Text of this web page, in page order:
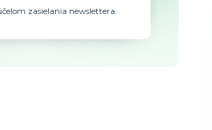
zasielania newslettera.